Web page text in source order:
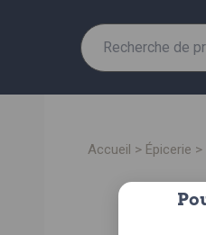
Recherche
pour :
accueil > épicerie >